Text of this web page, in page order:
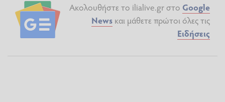
Ακολουθήστε το ilialive.gr στο Google
News και μάθετε πρώτοι όλες τις
Ειδήσεις